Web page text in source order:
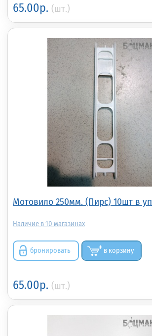
65.00р. (шт.)
Мотовило 250мм. (Пирс) 10шт в уп
10
бронировать в корзину
65.00р. (шт.)